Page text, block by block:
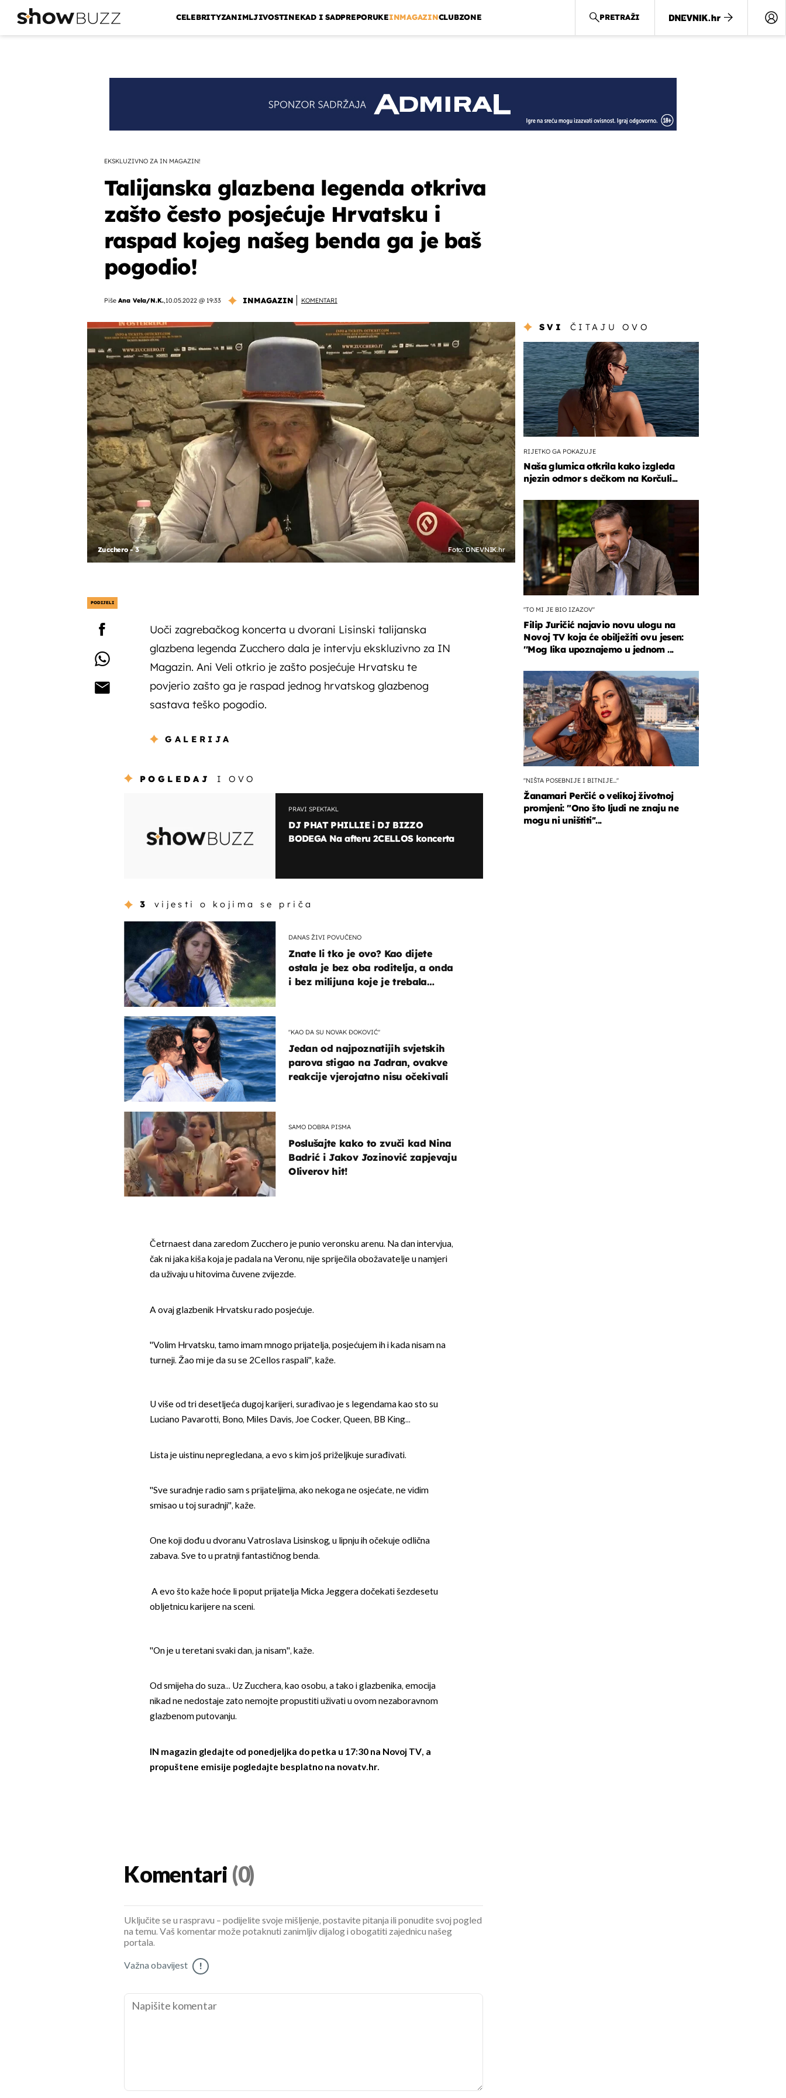
CELEBRITYZANIMLJIVOSTINEKAD I SADPREPORUKEINMAGAZINCLUBZONE PRETRAŽI
EKSKLUZIVNO ZA IN MAGAZIN!
Talijanska glazbena legenda otkriva
zašto često posjećuje Hrvatsku i
raspad kojeg našeg benda ga je baš
pogodio!
Piše Ana Vela/N.K.,10.05.2022 @ 19:33 INMAGAZIN KOMENTARI
Zucchero - 3 Foto: DNEVNIK.hr
PODIJELI
Uoči zagrebačkog koncerta u dvorani Lisinski talijanska
glazbena legenda Zucchero dala je intervju ekskluzivno za IN
Magazin. Ani Veli otkrio je zašto posjećuje Hrvatsku te
povjerio zašto ga je raspad jednog hrvatskog glazbenog
sastava teško pogodio.
GALERIJA
POGLEDAJ I OVO
PRAVI SPEKTAKL
DJ PHAT PHILLIE i DJ BIZZO
BODEGA Na afteru 2CELLOS koncerta
3 vijesti o kojima se priča
DANAS ŽIVI POVUČENO
Znate li tko je ovo? Kao dijete
ostala je bez oba roditelja, a onda
i bez milijuna koje je trebala
"KAO DA SU NOVAK ĐOKOVIĆ"
Jedan od najpoznatijih svjetskih
parova stigao na Jadran, ovakve
reakcije vjerojatno nisu očekivali
SAMO DOBRA PISMA
Poslušajte kako to zvuči kad Nina
Badrić i Jakov Jozinović zapjevaju
Oliverov hit!
Četrnaest dana zaredom Zucchero je punio veronsku arenu. Na dan intervjua,
čak ni jaka kiša koja je padala na Veronu, nije spriječila obožavatelje u namjeri
da uživaju u hitovima čuvene zvijezde.
A ovaj glazbenik Hrvatsku rado posjećuje.
''Volim Hrvatsku, tamo imam mnogo prijatelja, posjećujem ih i kada nisam na
turneji. Žao mi je da su se 2Cellos raspali'', kaže.
U više od tri desetljeća dugoj karijeri, surađivao je s legendama kao sto su
Luciano Pavarotti, Bono, Miles Davis, Joe Cocker, Queen, BB King...
Lista je uistinu nepregledana, a evo s kim još priželjkuje surađivati.
''Sve suradnje radio sam s prijateljima, ako nekoga ne osjećate, ne vidim
smisao u toj suradnji'', kaže.
One koji dođu u dvoranu Vatroslava Lisinskog, u lipnju ih očekuje odlična
zabava. Sve to u pratnji fantastičnog benda.
A evo što kaže hoće li poput prijatelja Micka Jeggera dočekati šezdesetu
obljetnicu karijere na sceni.
''On je u teretani svaki dan, ja nisam'', kaže.
Od smijeha do suza... Uz Zucchera, kao osobu, a tako i glazbenika, emocija
nikad ne nedostaje zato nemojte propustiti uživati u ovom nezaboravnom
glazbenom putovanju.
IN magazin gledajte od ponedjeljka do petka u 17:30 na Novoj TV, a
propuštene emisije pogledajte besplatno na novatv.hr.
SVI ČITAJU OVO
RIJETKO GA POKAZUJE
Naša glumica otkrila kako izgleda
njezin odmor s dečkom na Korčuli...
''TO MI JE BIO IZAZOV''
Filip Juričić najavio novu ulogu na
Novoj TV koja će obilježiti ovu jesen:
''Mog lika upoznajemo u jednom ...
''NIŠTA POSEBNIJE I BITNIJE...''
Žanamari Perčić o velikoj životnoj
promjeni: "Ono što ljudi ne znaju ne
mogu ni uništiti''...
Komentari (0)
Uključite se u raspravu – podijelite svoje mišljenje, postavite pitanja ili ponudite svoj pogled
na temu. Vaš komentar može potaknuti zanimljiv dijalog i obogatiti zajednicu našeg
portala.
Važna obavijest !
OMOGUĆI OBAVIJESTI